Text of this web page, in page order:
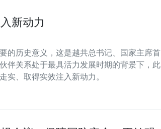
新动力
的历史意义，这是越共总书记、国家主席首
伴关系处于最具活力发展时期的背景下，此
实、取得实效注入新动力。